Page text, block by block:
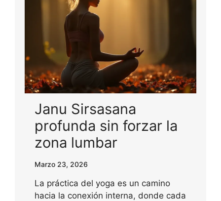
Janu Sirsasana
profunda sin forzar la
zona lumbar
Marzo 23, 2026
La práctica del yoga es un camino
hacia la conexión interna, donde cada